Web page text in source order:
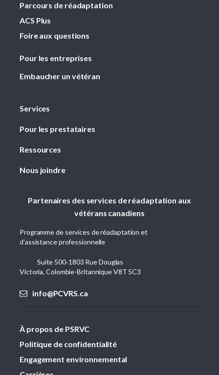
Parcours de réadaptation
ACS Plus
Foire aux questions
Pour les entreprises
Embaucher un vétéran
Services
Pour les prestataires
Ressources
Nous joindre
Partenaires des services de réadaptation aux
vétérans canadiens
Programme de services de réadaptation et
d’assistance professionnelle
Suite 500‑1803 Rue Douglas
Victoria, Colombie-Britannique V8T 5C3
info@PCVRS.ca
À propos de PSRVC
Politique de confidentialité
Engagement environnemental